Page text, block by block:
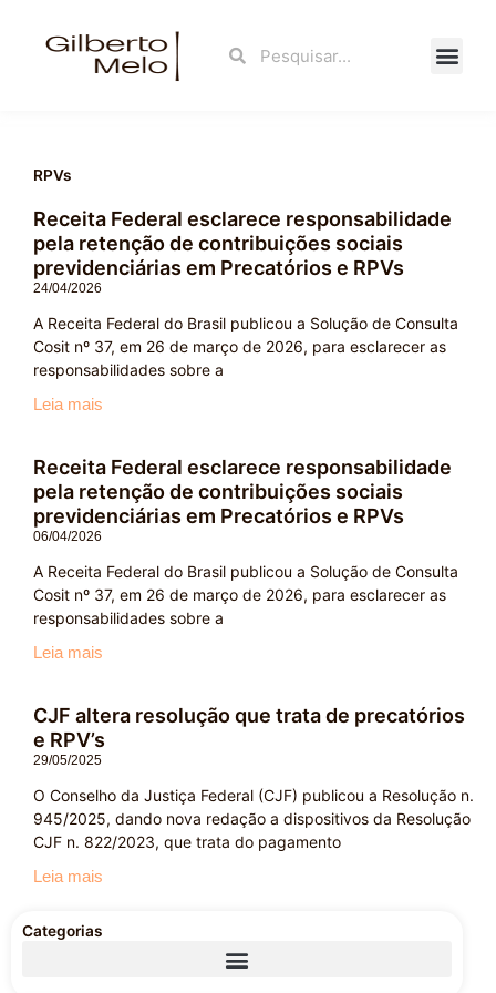
Search
RPVs
Receita Federal esclarece responsabilidade
pela retenção de contribuições sociais
previdenciárias em Precatórios e RPVs
24/04/2026
A Receita Federal do Brasil publicou a Solução de Consulta
Cosit nº 37, em 26 de março de 2026, para esclarecer as
responsabilidades sobre a
Leia mais
Receita Federal esclarece responsabilidade
pela retenção de contribuições sociais
previdenciárias em Precatórios e RPVs
06/04/2026
A Receita Federal do Brasil publicou a Solução de Consulta
Cosit nº 37, em 26 de março de 2026, para esclarecer as
responsabilidades sobre a
Leia mais
CJF altera resolução que trata de precatórios
e RPV’s
29/05/2025
O Conselho da Justiça Federal (CJF) publicou a Resolução n.
945/2025, dando nova redação a dispositivos da Resolução
CJF n. 822/2023, que trata do pagamento
Leia mais
Categorias